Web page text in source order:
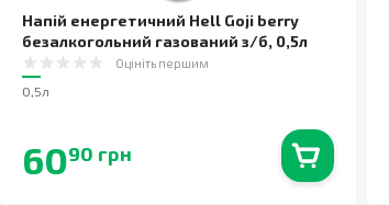
Напій енергетичний Hell Goji berry
безалкогольний газований з/б, 0,5л
Оцініть першим
0,5л
6090 грн